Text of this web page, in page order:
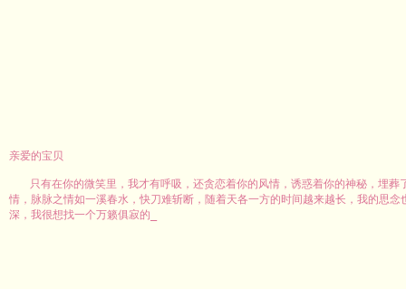
亲爱的宝贝
只有在你的微笑里，我才有呼吸，还贪恋着你的风情，诱惑着你的神秘，埋葬
情，脉脉之情如一溪春水，快刀难斩断，随着天各一方的时间越来越长，我的思念
深，我很想找一个万籁俱寂的深夜或一个